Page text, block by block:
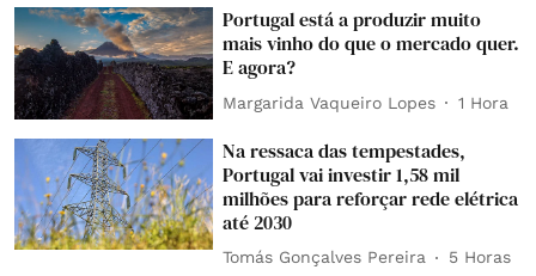
Portugal está a produzir muito
mais vinho do que o mercado quer.
E agora?
Margarida Vaqueiro Lopes 1 Hora
Na ressaca das tempestades,
Portugal vai investir 1,58 mil
milhões para reforçar rede elétrica
até 2030
Tomás Gonçalves Pereira 5 Horas